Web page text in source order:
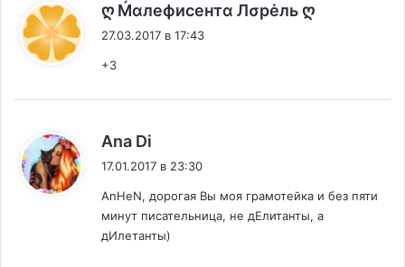
ღ Ḿαлефисентα Лσрėль ღ
27.03.2017 в 17:43
+3
Ana Di
17.01.2017 в 23:30
AnHeN, дорогая Вы моя грамотейка и без пяти
минут писательница, не дЕлитанты, а
дИлетанты)